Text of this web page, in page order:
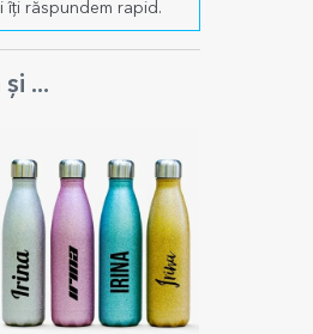
îți răspundem rapid.
...